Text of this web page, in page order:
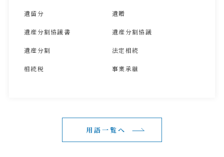
遺留分 遺贈
遺産分割協議書 遺産分割協議
遺産分割 法定相続
相続税 事業承継
用語一覧へ